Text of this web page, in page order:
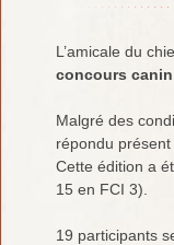
L’amicale du
concours canin
Malgré des
répondu
Cette édition a
15 en FCI 3).
19 participants